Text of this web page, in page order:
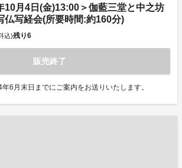
月4日(金)13:00＞伽藍三堂と中之坊
仏写経会(所要時間:約160分)
込)残り6
販売終了
6月末日までにご案内をお送りいたします。